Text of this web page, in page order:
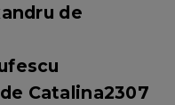
de
Catalina2307